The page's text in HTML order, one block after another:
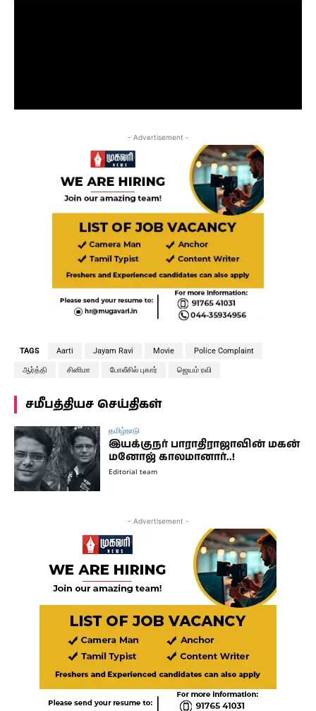
- Advertisement -
TAGS Aarti Jayam Ravi Movie Police Complaint
ஆர்த்தி சினிமா போலீசில் புகார் ஜெயம் ரவி
சமீபத்தியச செய்திகள்
தமிழ்நாடு
இயக்குநர் பாராதிராஜாவின் மகன்
மனோஜ் காலமானார்..!
Editorial team
- Advertisement -